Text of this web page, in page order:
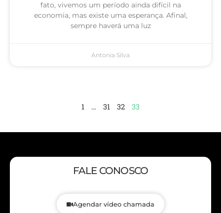
fato, vivemos um período ainda difícil na
economia, mas existe uma esperança. Afinal,
sempre haverá uma luz
Antonia Silva
1 … 31 32 33
FALE CONOSCO
Agendar vídeo chamada